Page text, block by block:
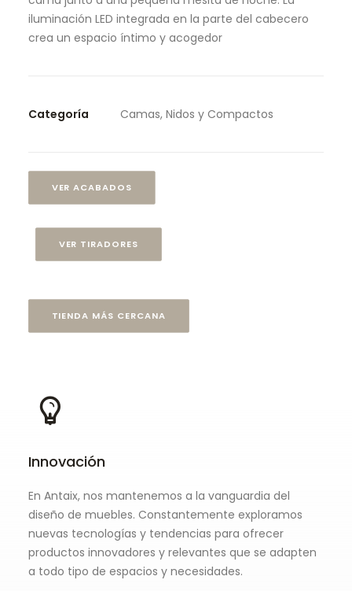
iluminación LED integrada en la parte del cabecero
crea un espacio íntimo y acogedor
Categoría Camas, Nidos y Compactos
VER ACABADOS
VER TIRADORES
TIENDA MÁS CERCANA
Innovación
En Antaix, nos mantenemos a la vanguardia del
diseño de muebles. Constantemente exploramos
nuevas tecnologías y tendencias para ofrecer
productos innovadores y relevantes que se adapten
a todo tipo de espacios y necesidades.